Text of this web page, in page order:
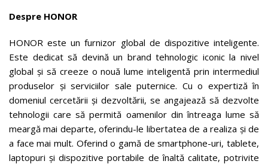
Despre HONOR
HONOR este un furnizor global de dispozitive inteligente.
Este dedicat să devină un brand tehnologic iconic la nivel
global și să creeze o nouă lume inteligentă prin intermediul
produselor și serviciilor sale puternice. Cu o expertiză în
domeniul cercetării și dezvoltării, se angajează să dezvolte
tehnologii care să permită oamenilor din întreaga lume să
meargă mai departe, oferindu-le libertatea de a realiza și de
a face mai mult. Oferind o gamă de smartphone-uri, tablete,
laptopuri și dispozitive portabile de înaltă calitate, potrivite